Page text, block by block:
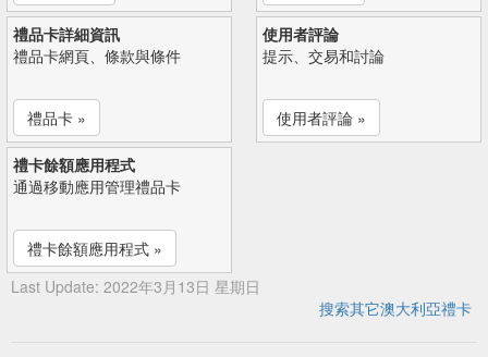
禮品卡詳細資訊
禮品卡網頁、條款與條件
禮品卡 »
使用者評論
提示、交易和討論
使用者評論 »
禮卡餘額應用程式
通過移動應用管理禮品卡
禮卡餘額應用程式 »
Last Update: 2022年3月13日 星期日
搜索其它澳大利亞禮卡